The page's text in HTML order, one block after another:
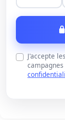
J'accepte les